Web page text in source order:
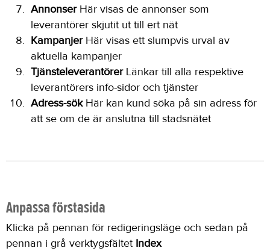
AnnonserHär visas de annonser som
leverantörer skjutit ut till ert nät
KampanjerHär visas ett slumpvis urval av
aktuella kampanjer
TjänsteleverantörerLänkar till alla respektive
leverantörers info-sidor och tjänster
Adress-sökHär kan kund söka på sin adress för
att se om de är anslutna till stadsnätet
Anpassa förstasida
Klicka på pennan för redigeringsläge och sedan på
pennan i grå verktygsfältet Index